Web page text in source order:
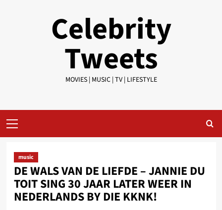
Celebrity
Tweets
MOVIES | MUSIC | TV | LIFESTYLE
Menu
music
DE WALS VAN DE LIEFDE – JANNIE DU
TOIT SING 30 JAAR LATER WEER IN
NEDERLANDS BY DIE KKNK!